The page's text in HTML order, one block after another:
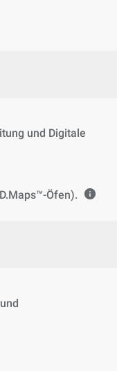
und Digitale
Öfen).